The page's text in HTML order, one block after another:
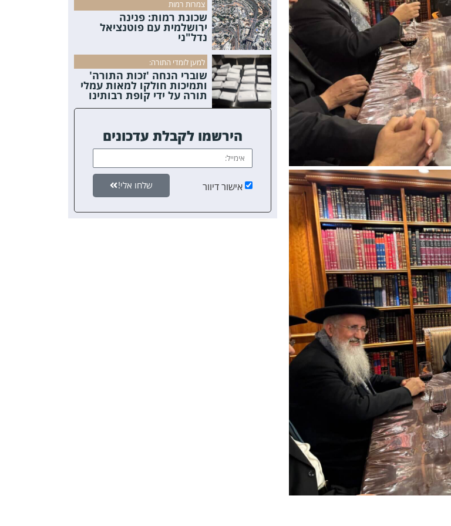
צמרות רמות
שכונת רמות: פנינה
ירושלמית עם פוטנציאל
נדל"ני
למען לומדי התורה:
שוברי הנחה 'זכות התורה'
ותמיכות חולקו למאות עמלי
תורה על ידי קופת רבותינו
הירשמו לקבלת עדכונים
אישור דיוור שלחו אלי!